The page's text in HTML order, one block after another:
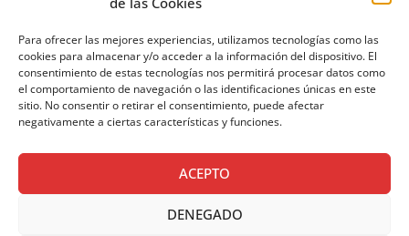
Para ofrecer las mejores experiencias, utilizamos tecnologías como las
cookies para almacenar y/o acceder a la información del dispositivo. El
consentimiento de estas tecnologías nos permitirá procesar datos como
el comportamiento de navegación o las identificaciones únicas en este
sitio. No consentir o retirar el consentimiento, puede afectar
negativamente a ciertas características y funciones.
ACEPTO
DENEGADO
AVISO LEGAL|POLÍTICA DE PRIVACIDAD|